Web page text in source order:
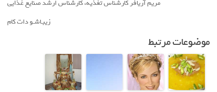
مریم آریافر کارشناس تغذیه، کارشناس ارشد صنایع غذایی
زیبـاشـو دات کام
موضوعات مرتبط